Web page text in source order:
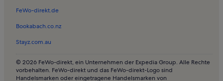
Longstay in Kopenhagen (und Umgebung)
Häuser in Bellevue Strand
Ferienwohnungen und Apartments in Vedbæk Nordstrand
Ferienunterkünfte am Strand nahe Kopenhagen (ZGH-
Hauptbahnhof Kopenhagen)
Ferienunterkünfte mit Whirlpool nahe Kopenhagen (ZGH-
FeWo-direkt.de
Bookabach.co.nz
Stayz.com.au
© 2026 FeWo-direkt, ein Unternehmen der Expedia Group. Alle Rechte
vorbehalten. FeWo-direkt und das FeWo-direkt-Logo sind
Handelsmarken oder eingetragene Handelsmarken von